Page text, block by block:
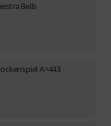
Bells
A=443